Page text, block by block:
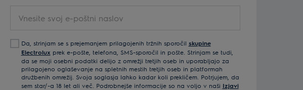
svoj
poštni
naslov
Da, strinjam se s prejemanjem prilagojenih tržnih sporočil skupine
Electrolux prek e-pošte, telefona, SMS-sporočil in pošte. Strinjam se tudi,
da se moji osebni podatki delijo z omrežji tretjih oseb in uporabljajo za
prilagojeno oglaševanje na spletnih mestih tretjih oseb in platformah
družbenih omrežij. Svoja soglasja lahko kadar koli prekličem. Potrjujem, da
sem star/-a 18 let ali več. Podrobnejše informacije so na voljo v naši Izjavi